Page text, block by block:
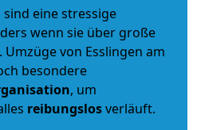
eine stressige
wenn sie über große
von Esslingen am
besondere
, um
reibungslosverläuft.